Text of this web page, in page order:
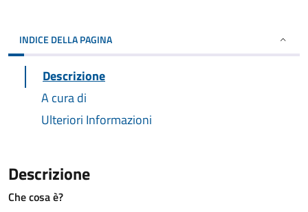
INDICE DELLA PAGINA
Descrizione
A cura di
Ulteriori Informazioni
Descrizione
Che cosa è?